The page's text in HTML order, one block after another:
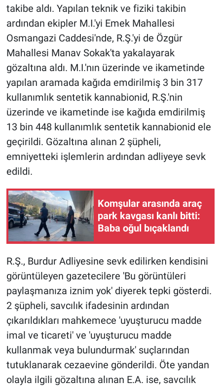
takibe aldı. Yapılan teknik ve fiziki takibin
ardından ekipler M.I.'yi Emek Mahallesi
Osmangazi Caddesi'nde, R.Ş.'yi de Özgür
Mahallesi Manav Sokak'ta yakalayarak
gözaltına aldı. M.I.'nın üzerinde ve ikametinde
yapılan aramada kağıda emdirilmiş 3 bin 317
kullanımlık sentetik kannabionid, R.Ş.'nin
üzerinde ve ikametinde ise kağıda emdirilmiş
13 bin 448 kullanımlık sentetik kannabionid ele
geçirildi. Gözaltına alınan 2 şüpheli,
emniyetteki işlemlerin ardından adliyeye sevk
edildi.
Komşular arasında araç
park kavgası kanlı bitti:
Baba oğul bıçaklandı
R.Ş., Burdur Adliyesine sevk edilirken kendisini
görüntüleyen gazetecilere 'Bu görüntüleri
paylaşmanıza iznim yok' diyerek tepki gösterdi.
2 şüpheli, savcılık ifadesinin ardından
çıkarıldıkları mahkemece 'uyuşturucu madde
imal ve ticareti' ve 'uyuşturucu madde
kullanmak veya bulundurmak' suçlarından
tutuklanarak cezaevine gönderildi. Öte yandan
olayla ilgili gözaltına alınan E.A. ise, savcılık